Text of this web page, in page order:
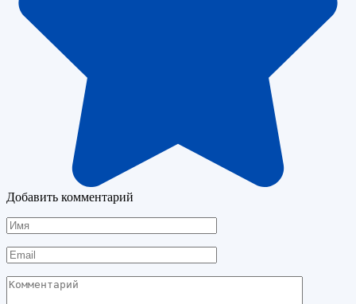
Добавить комментарий
Имя
Email
Комментарий